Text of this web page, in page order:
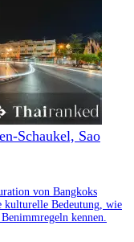
Schaukel, Sao
von Bangkoks
kulturelle Bedeutung, wie
kennen.